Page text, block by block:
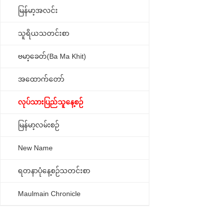
မြန်မာ့အလင်း
သူရိယသတင်းစာ
ဗမာ့ခေတ်(Ba Ma Khit)
အထောက်တော်
လုပ်သားပြည်သူနေ့စဉ်
မြန်မာ့လမ်းစဉ်
New Name
ရတနာပုံနေ့စဉ်သတင်းစာ
Maulmain Chronicle